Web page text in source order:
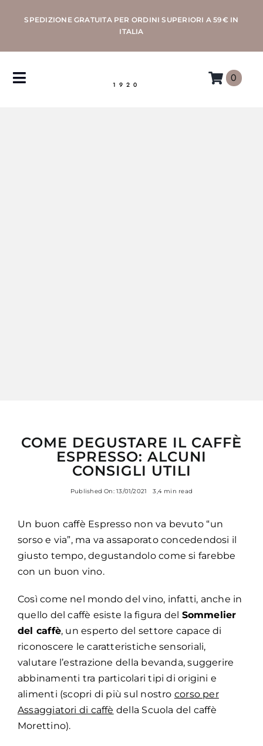
SPEDIZIONE GRATUITA PER ORDINI SUPERIORI A 59€ IN
ITALIA
1920
Toggle
0
COME DEGUSTARE IL CAFFÈ
ESPRESSO: ALCUNI
CONSIGLI UTILI
Published On: 13/01/2021 3,4 min read
Un buon caffè Espresso non va bevuto “un
sorso e via”, ma va assaporato concedendosi il
giusto tempo, degustandolo come si farebbe
con un buon vino.
Così come nel mondo del vino, infatti, anche in
quello del caffè esiste la figura del Sommelier
del caffè, un esperto del settore capace di
riconoscere le caratteristiche sensoriali,
valutare l’estrazione della bevanda, suggerire
abbinamenti tra particolari tipi di origini e
alimenti (scopri di più sul nostro corso per
Assaggiatori di caffè della Scuola del caffè
Morettino).